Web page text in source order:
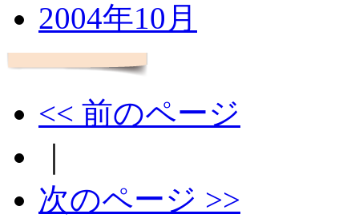
2004年10月
<< 前のページ
次のページ >>